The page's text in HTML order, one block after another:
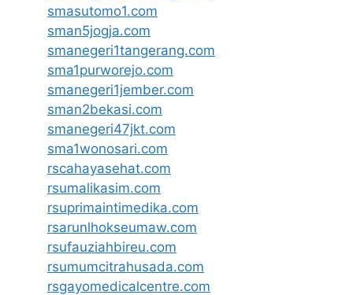
smasutomo1.com
sman5jogja.com
smanegeri1tangerang.com
sma1purworejo.com
smanegeri1jember.com
sman2bekasi.com
smanegeri47jkt.com
sma1wonosari.com
rscahayasehat.com
rsumalikasim.com
rsuprimaintimedika.com
rsarunlhokseumaw.com
rsufauziahbireu.com
rsumumcitrahusada.com
rsgayomedicalcentre.com